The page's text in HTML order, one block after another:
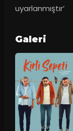
uyarlanmıştır’
Galeri